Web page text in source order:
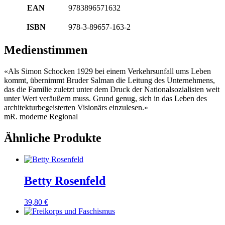
EAN 9783896571632
ISBN 978-3-89657-163-2
Medienstimmen
«Als Simon Schocken 1929 bei einem Verkehrsunfall ums Leben
kommt, übernimmt Bruder Salman die Leitung des Unternehmens,
das die Familie zuletzt unter dem Druck der Nationalsozialisten weit
unter Wert veräußern muss. Grund genug, sich in das Leben des
architekturbegeisterten Visionärs einzulesen.»
mR. moderne Regional
Ähnliche Produkte
Betty Rosenfeld
39,80 €